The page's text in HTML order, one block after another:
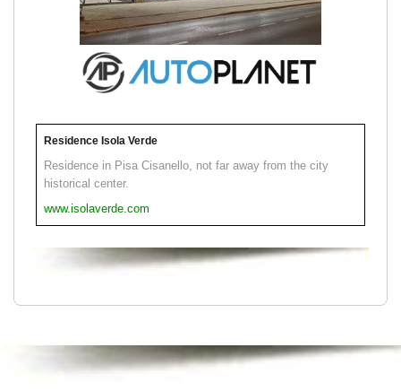
Residence Isola Verde
Residence in Pisa Cisanello, not far away from the city
historical center.
www.isolaverde.com